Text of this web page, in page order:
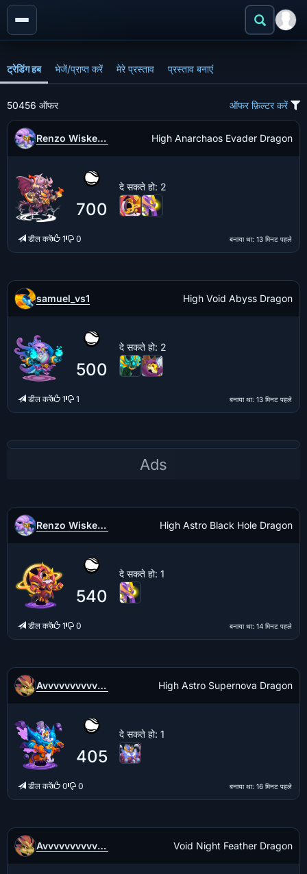
ट्रेडिंग हब भेजें/प्राप्त करें मेरे प्रस्ताव प्रस्ताव बनाएं
50456 ऑफर ऑफर फ़िल्टर करें
Renzo Wiskerke High Anarchaos Evader Dragon
700
दे सकते हो: 2
बनाया था: 13 मिनट पहले
डील करें 1 0
samuel_vs1 High Void Abyss Dragon
500
दे सकते हो: 2
बनाया था: 13 मिनट पहले
डील करें 1 1
Renzo Wiskerke High Astro Black Hole Dragon
540
दे सकते हो: 1
बनाया था: 14 मिनट पहले
डील करें 1 0
Avvvvvvvvvvvvvv High Astro Supernova Dragon
405
दे सकते हो: 1
बनाया था: 16 मिनट पहले
डील करें 0 0
Avvvvvvvvvvvvvv Void Night Feather Dragon